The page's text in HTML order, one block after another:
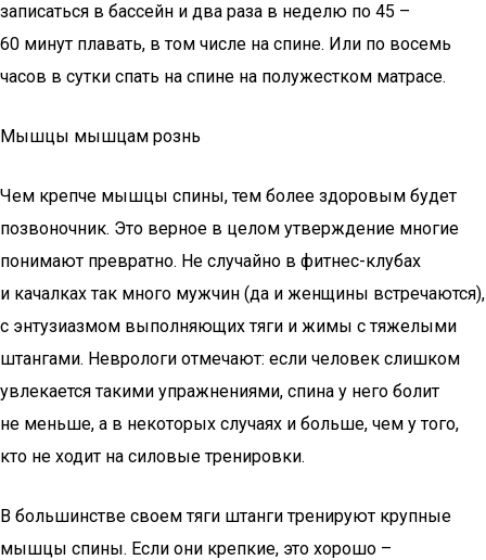
записаться в бассейн и два раза в неделю по 45 –
60 минут плавать, в том числе на спине. Или по восемь
часов в сутки спать на спине на полужестком матрасе.
Мышцы мышцам рознь
Чем крепче мышцы спины, тем более здоровым будет
позвоночник. Это верное в целом утверждение многие
понимают превратно. Не случайно в фитнес-клубах
и качалках так много мужчин (да и женщины встречаются),
с энтузиазмом выполняющих тяги и жимы с тяжелыми
штангами. Неврологи отмечают: если человек слишком
увлекается такими упражнениями, спина у него болит
не меньше, а в некоторых случаях и больше, чем у того,
кто не ходит на силовые тренировки.
В большинстве своем тяги штанги тренируют крупные
мышцы спины. Если они крепкие, это хорошо –